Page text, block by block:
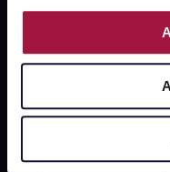
Nutzung der Dienste
Ausgewählte
Lieferung für
selben Tag